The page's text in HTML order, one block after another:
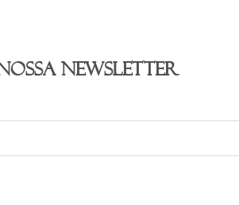
newsletter